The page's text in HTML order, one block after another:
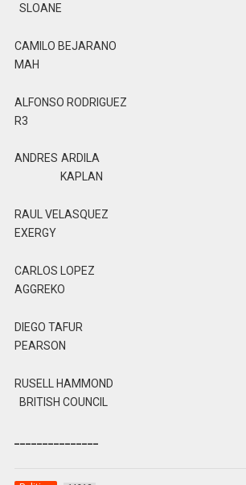
SLOANE
CAMILO BEJARANO
MAH
ALFONSO RODRIGUEZ
R3
ANDRES ARDILA
KAPLAN
RAUL VELASQUEZ
EXERGY
CARLOS LOPEZ
AGGREKO
DIEGO TAFUR
PEARSON
RUSELL HAMMOND
BRITISH COUNCIL